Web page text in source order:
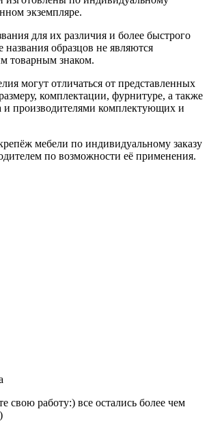
экземпляре.
для их различия и более быстрого
названия образцов не являются
товарным знаком.
могут отличаться от представленных
комплектации, фурнитуре, а также
и производителями комплектующих и
мебели по индивидуальному заказу
по возможности её применения.
свою работу:) все остались более чем